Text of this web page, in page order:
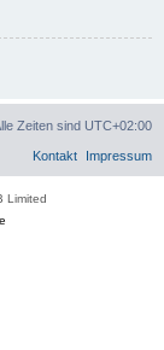
Zeiten sind UTC+02:00
Impressum
Kontakt
Limited